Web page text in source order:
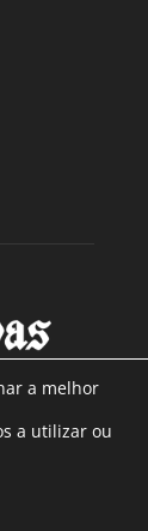
anos de
a melhor
a utilizar ou